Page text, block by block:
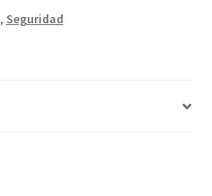
, Seguridad